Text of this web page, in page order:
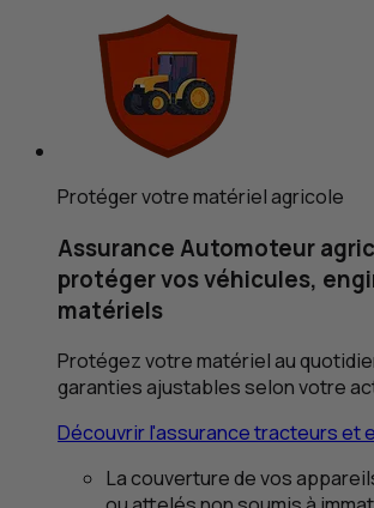
Protéger votre matériel agricole
Assurance Automoteur
protéger vos véhicules,
matériels
Protégez votre matériel au
garanties ajustables selon votre
Découvrir l'assurance tracteurs et
La couverture de vos